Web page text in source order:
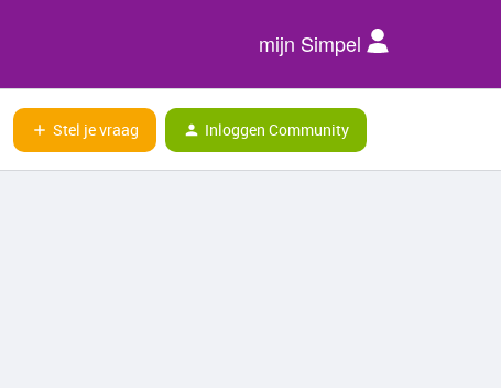
mijn Simpel
Stel je vraag Inloggen Community